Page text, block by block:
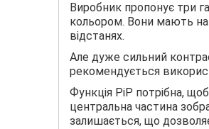
Виробник пропонує три
кольором. Вони мають
відстанях.
Але дуже сильний
рекомендується
Функція PiP потрібна,
центральна частина
залишається, що